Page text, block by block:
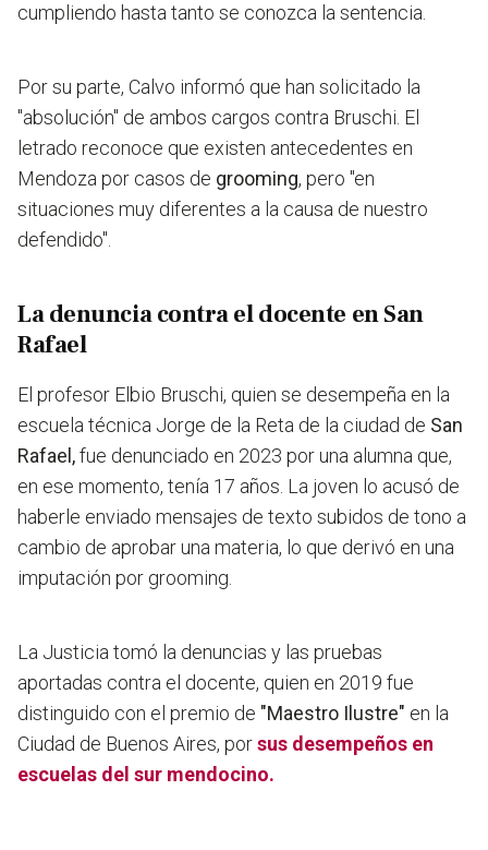
cumpliendo hasta tanto se conozca la sentencia.
Por su parte, Calvo informó que han solicitado la
"absolución" de ambos cargos contra Bruschi. El
letrado reconoce que existen antecedentes en
Mendoza por casos de grooming, pero "en
situaciones muy diferentes a la causa de nuestro
defendido".
La denuncia contra el docente en San
Rafael
El profesor Elbio Bruschi, quien se desempeña en la
escuela técnica Jorge de la Reta de la ciudad de San
Rafael,fue denunciado en 2023 por una alumna que,
en ese momento, tenía 17 años. La joven lo acusó de
haberle enviado mensajes de texto subidos de tono a
cambio de aprobar una materia, lo que derivó en una
imputación por grooming.
La Justicia tomó la denuncias y las pruebas
aportadas contra el docente, quien en 2019 fue
distinguido con el premio de "Maestro Ilustre" en la
Ciudad de Buenos Aires, porsus desempeños en
escuelas del sur mendocino.